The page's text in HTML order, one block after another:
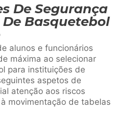
De Segurança
Basquetebol
alunos e funcionários
máxima ao selecionar
para instituições de
aspetos de
atenção aos riscos
movimentação de tabelas